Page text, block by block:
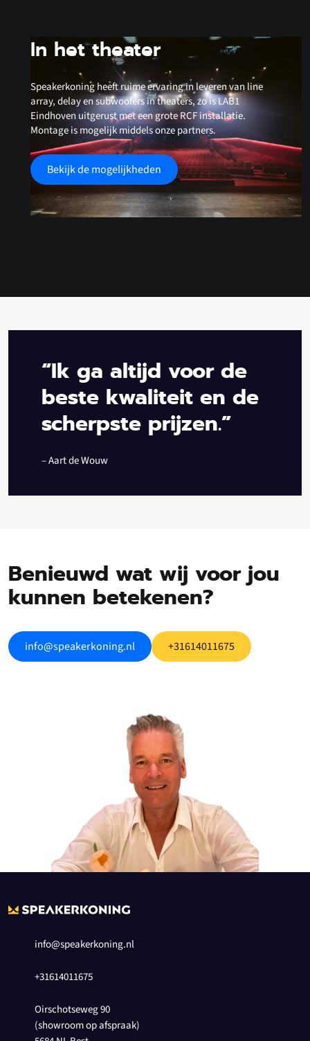
In het theater
Speakerkoning heeft ruime ervaring in leveren van line
array, delay en subwoofers in theaters, zo is LAB1
Eindhoven uitgerust met een grote RCF installatie.
Montage is mogelijk middels onze partners.
Bekijk de mogelijkheden
“Ik ga altijd voor de
beste kwaliteit en de
scherpste prijzen.”
– Aart de Wouw
Benieuwd wat wij voor jou
kunnen betekenen?
info@speakerkoning.nl +31614011675
info@speakerkoning.nl
+31614011675
Oirschotseweg 90
(showroom op afspraak)